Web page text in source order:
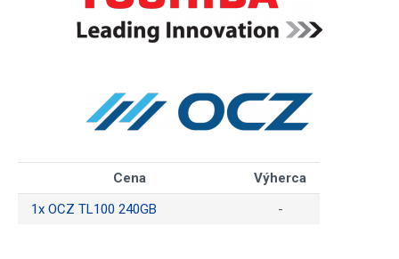
Cena
Výherca
1x OCZ TL100 240GB
-